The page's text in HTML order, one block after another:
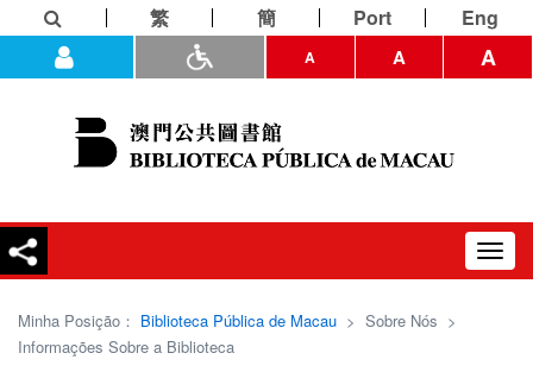
繁 簡 Port Eng
A A A
Minha Posição： Biblioteca Pública de Macau > Sobre Nós >
Informações Sobre a Biblioteca